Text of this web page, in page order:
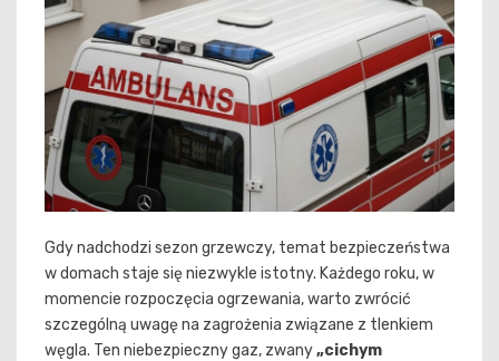
Gdy nadchodzi sezon grzewczy, temat bezpieczeństwa
w domach staje się niezwykle istotny. Każdego roku, w
momencie rozpoczęcia ogrzewania, warto zwrócić
szczególną uwagę na zagrożenia związane z tlenkiem
węgla. Ten niebezpieczny gaz, zwany„cichym